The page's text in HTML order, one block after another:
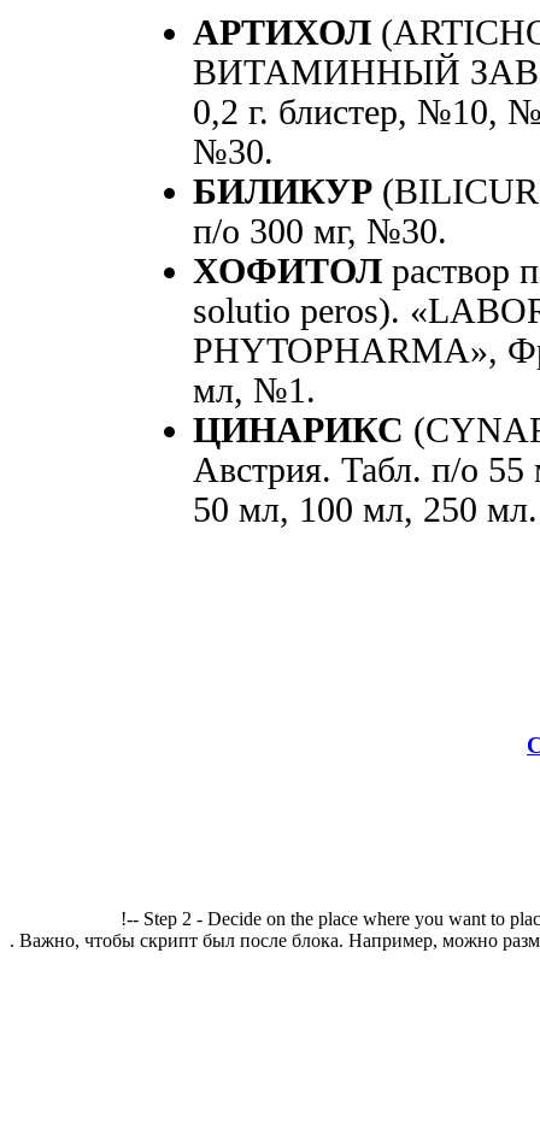
АРТИХОЛ
ВИТАМИННЫЙ
0,2 г. блистер, №10,
№30.
БИЛИКУР
п/о 300 мг, №30.
ХОФИТОЛ раствор
solutio peros).
PHYTOPHARMA»,
мл, №1.
ЦИНАРИКС
Австрия. Табл. п/о
50 мл, 100 мл, 250 мл.
!-- Step 2 - Decide on the place where you want to
. Важно, чтобы скрипт был после блока. Например, можно